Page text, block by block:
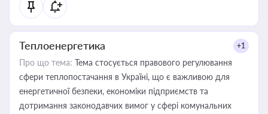
Теплоенергетика +1
Про що тема: Тема стосується правового регулювання
сфери теплопостачання в Україні, що є важливою для
енергетичної безпеки, економіки підприємств та
дотримання законодавчих вимог у сфері комунальних